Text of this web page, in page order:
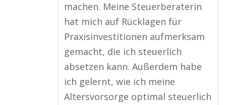
machen. Meine Steuerberaterin
hat mich auf Rücklagen für
Praxisinvestitionen aufmerksam
gemacht, die ich steuerlich
absetzen kann. Außerdem habe
ich gelernt, wie ich meine
Altersvorsorge optimal steuerlich